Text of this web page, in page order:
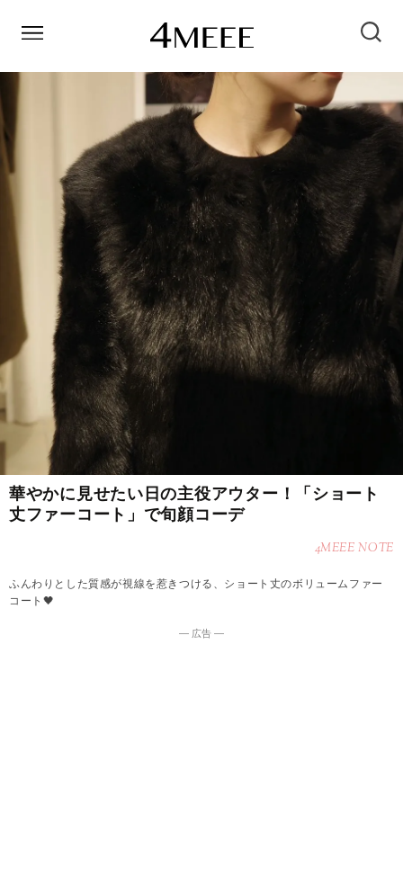
華やかに見せたい日の主役アウター！「ショート
丈ファーコート」で旬顔コーデ
4MEEE NOTE
ふんわりとした質感が視線を惹きつける、ショート丈のボリュームファー
コート🖤
― 広告 ―